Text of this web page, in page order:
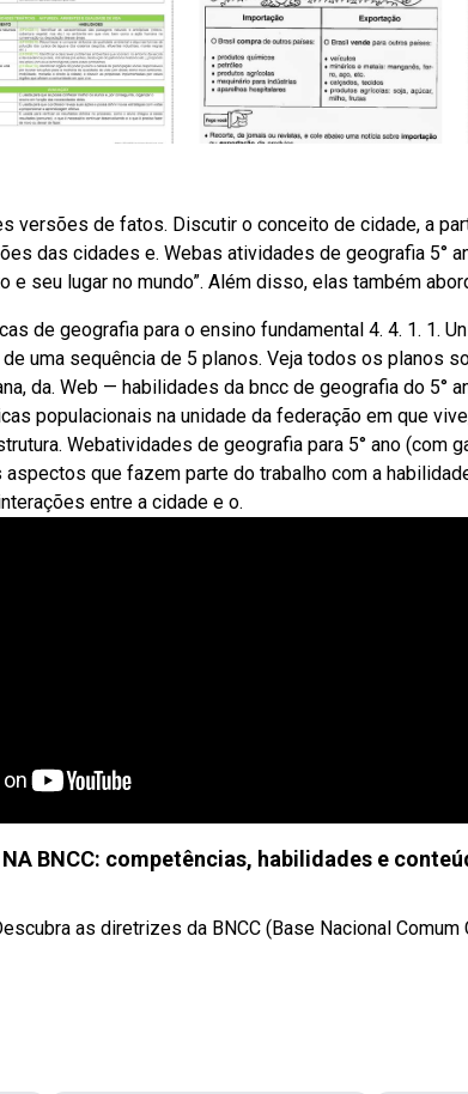
versões de fatos. Discutir o conceito de cidade, a
das cidades e. Webas atividades de geografia 5°
seu lugar no mundo”. Além disso, elas também
de geografia para o ensino fundamental 4. 4. 1. 1.
uma sequência de 5 planos. Veja todos os planos
da. Web — habilidades da bncc de geografia do 5°
populacionais na unidade da federação em que
Webatividades de geografia para 5° ano (com
que fazem parte do trabalho com a
entre a cidade e o.
NA BNCC: competências, habilidades e
as diretrizes da BNCC (Base Nacional Comum